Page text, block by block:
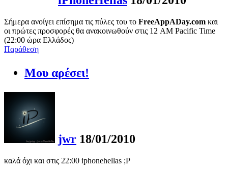
Σήμερα ανοίγει επίσημα τις πύλες του το FreeAppADay.com και
οι πρώτες προσφορές θα ανακοινωθούν στις 12 AM Pacific Time
(22:00 ώρα Ελλάδος)
Παράθεση
Μου αρέσει!
jwr 18/01/2010
καλά όχι και στις 22:00 iphonehellas ;P